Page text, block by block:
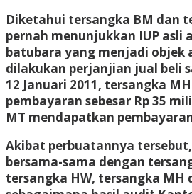
Diketahui tersangka BM dan
pernah menunjukkan IUP asli
batubara yang menjadi objek
dilakukan perjanjian jual beli
12 Januari 2011, tersangka
pembayaran sebesar Rp 35
MT mendapatkan
Akibat perbuatannya
bersama-sama dengan
tersangka HW, tersangka MH